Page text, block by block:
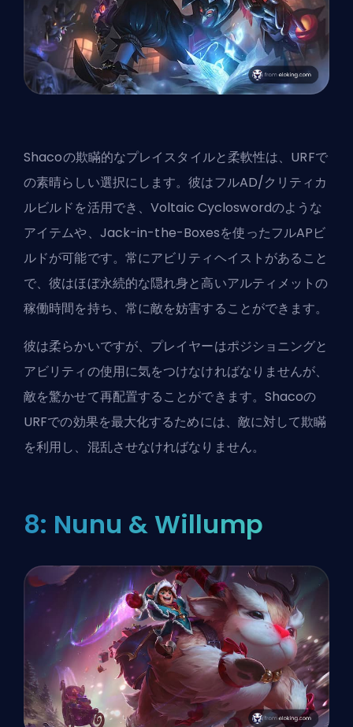
Shacoの欺瞞的なプレイスタイルと柔軟性は、URFで
の素晴らしい選択にします。彼はフルAD/クリティカ
ルビルドを活用でき、Voltaic Cycloswordのような
アイテムや、Jack-in-the-Boxesを使ったフルAPビ
ルドが可能です。常にアビリティヘイストがあること
で、彼はほぼ永続的な隠れ身と高いアルティメットの
稼働時間を持ち、常に敵を妨害することができます。
彼は柔らかいですが、プレイヤーはポジショニングと
アビリティの使用に気をつけなければなりませんが、
敵を驚かせて再配置することができます。Shacoの
URFでの効果を最大化するためには、敵に対して欺瞞
を利用し、混乱させなければなりません。
8: Nunu & Willump